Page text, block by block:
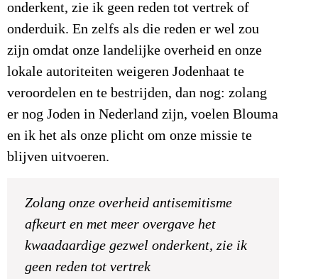
onderkent, zie ik geen reden tot vertrek of
onderduik. En zelfs als die reden er wel zou
zijn omdat onze landelijke overheid en onze
lokale autoriteiten weigeren Jodenhaat te
veroordelen en te bestrijden, dan nog: zolang
er nog Joden in Nederland zijn, voelen Blouma
en ik het als onze plicht om onze missie te
blijven uitvoeren.
Zolang onze overheid antisemitisme
afkeurt en met meer overgave het
kwaadaardige gezwel onderkent, zie ik
geen reden tot vertrek